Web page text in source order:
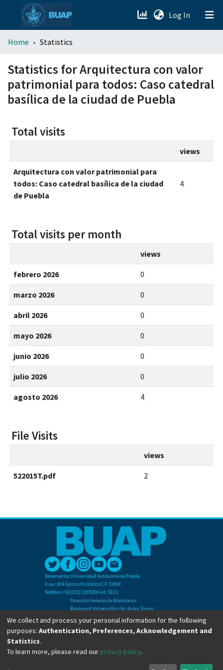
Log In (current)
menu.section.about_menu
All of DSpace
Home Statistics
Statistics for Arquitectura con valor
patrimonial para todos: Caso catedral
basílica de la ciudad de Puebla
Total visits
views
Arquitectura con valor patrimonial para
todos: Caso catedral basílica de la ciudad
de Puebla
4
Total visits per month
views
febrero 2026 0
marzo 2026 0
abril 2026 0
mayo 2026 0
junio 2026 0
julio 2026 0
agosto 2026 4
File Visits
views
522015T.pdf 2
Benemérita Universidad Autónoma de Puebla
4 sur 104 Centro Histórico C.P. 72000
Teléfono +52(222) 2295500 ext. 5013
Dirección General de Bibliotecas
Boulevard Valsequillo y Av. de las Torres
Ciudad Universitaria. Col. San Manuel
C.P. 72570
Teléfono +52 (222) 2295500 Ext 2901
We collect and process your personal information for the following
purposes: Authentication, Preferences, Acknowledgement and
Statistics.
To learn more, please read our privacy policy.